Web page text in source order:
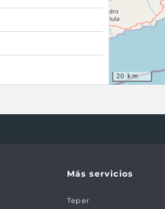
20 km
Más servicios
Teper